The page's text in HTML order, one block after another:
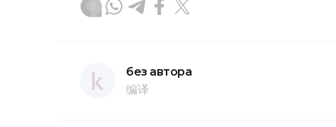
без автора
编译